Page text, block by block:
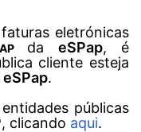
eletrónicas
da eSPap, é
cliente esteja
eSPap.
públicas
, clicando aqui.